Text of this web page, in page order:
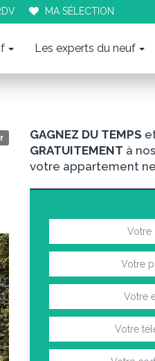
MA SÉLECTION
Les experts du neuf
GAGNEZ DU TEMPS
GRATUITEMENT à
votre appartement